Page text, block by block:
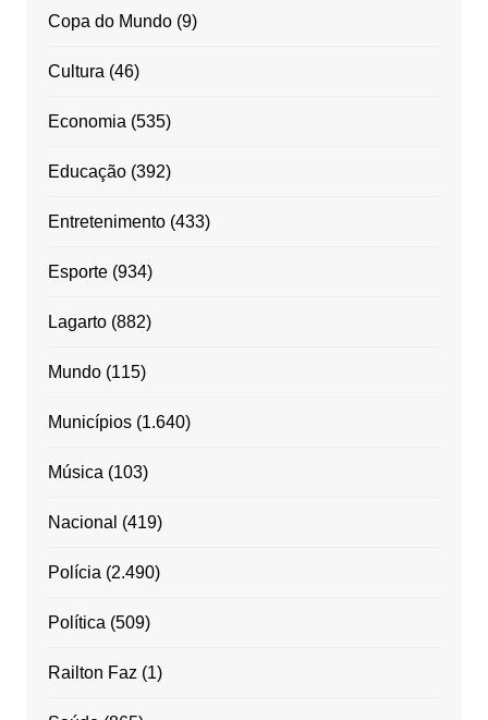
Copa do Mundo(9)
Cultura (46)
Economia (535)
Educação(392)
Entretenimento(433)
Esporte(934)
Lagarto(882)
Mundo(115)
Municípios(1.640)
Música (103)
Nacional (419)
Polícia (2.490)
Política (509)
Railton Faz (1)